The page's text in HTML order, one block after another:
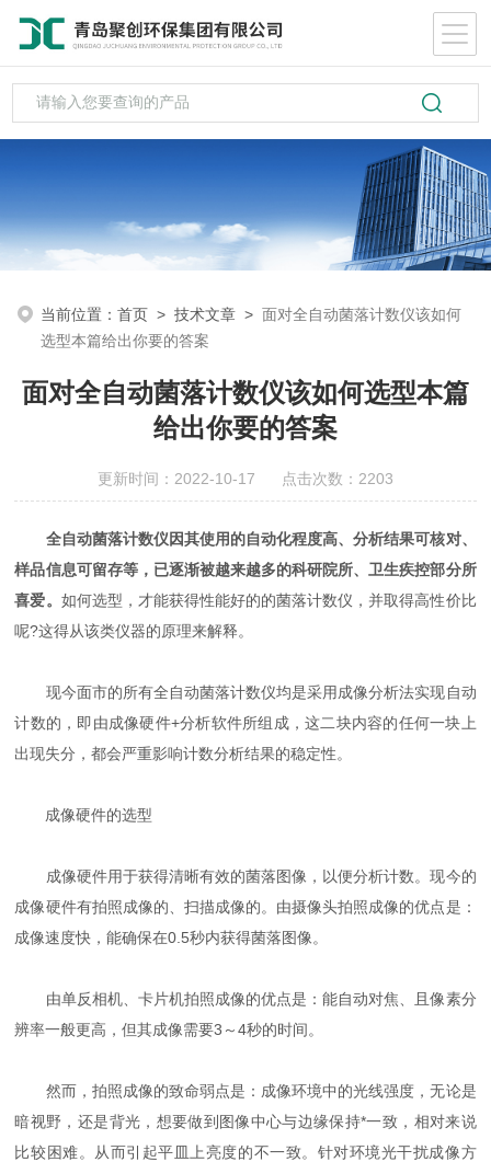
当前位置：首页 >技术文章 >面对全自动菌落计数仪该如何
选型本篇给出你要的答案
面对全自动菌落计数仪该如何选型本篇
给出你要的答案
更新时间：2022-10-17 点击次数：2203
全自动菌落计数仪因其使用的自动化程度高、分析结果可核对、
样品信息可留存等，已逐渐被越来越多的科研院所、卫生疾控部分所
喜爱。 如何选型，才能获得性能好的的菌落计数仪，并取得高性价比
呢?这得从该类仪器的原理来解释。
现今面市的所有全自动菌落计数仪均是采用成像分析法实现自动
计数的，即由成像硬件+分析软件所组成，这二块内容的任何一块上
出现失分，都会严重影响计数分析结果的稳定性。
成像硬件的选型
成像硬件用于获得清晰有效的菌落图像，以便分析计数。现今的
成像硬件有拍照成像的、扫描成像的。由摄像头拍照成像的优点是：
成像速度快，能确保在0.5秒内获得菌落图像。
由单反相机、卡片机拍照成像的优点是：能自动对焦、且像素分
辨率一般更高，但其成像需要3～4秒的时间。
然而，拍照成像的致命弱点是：成像环境中的光线强度，无论是
暗视野，还是背光，想要做到图像中心与边缘保持*一致，相对来说
比较困难。从而引起平皿上亮度的不一致。针对环境光干扰成像方